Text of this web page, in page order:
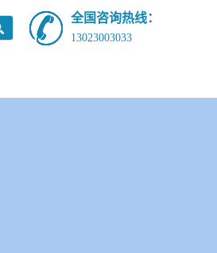
全国咨询热线：
13023003033